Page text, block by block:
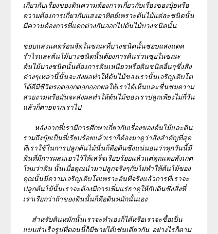
เกี่ยวกับเรื่องของดินความต้องการเกี่ยวกับเรื่องของปุ๋ยหรือ
ความต้องการเกี่ยวกับแสงอาทิตย์เพราะต้นไม้แต่ละชนิดนั้น
มีความต้องการที่แตกต่างกันออกไปต้นไม้บางชนิดนั้น
ชอบแสงแดดร้อนจัดในขณะที่บางชนิดนั้นชอบแสงแดด
รำไรและต้นไม้บางชนิดนั้นต้องการดินร่วนซุยในขณะ
ต้นไม้บางชนิดนั้นต้องการดินเหนียวหรือดินชนิดอื่นๆซึ่งสิ่ง
ต่างๆเหล่านี้นั้นจะส่งผลทำให้ต้นไม้ของเรานั้นเจริญเติบโต
ได้ดีมีชีวิตรอดออกดอกออกผลให้เราได้เห็นและชื่นชมความ
สวยงามหรือมันจะส่งผลทำให้ต้นไม้ของเราปลูกเพียงไม่กี่วัน
แล้วก็ตายจากเราไป
หลังจากที่เรามีการศึกษาเกี่ยวกับเรื่องของต้นไม้และดิน
รวมถึงปุ๋ยเป็นที่เรียบร้อยแล้วเราก็ต้องมาดูว่าสิ่งสำคัญที่สุด
ที่เราใช้ในการปลูกต้นไม้นั่นก็คือดินซึ่งแน่นอนว่าทุกวันนี้มี
ดินที่มีการผสมเอาไว้ให้เสร็จเรียบร้อยแล้วแต่คุณเคยสังเกต
ไหมว่าดิน นั้นเมื่อคุณนำมาปลูกจริงๆกับไม่ทำให้ต้นไม้ของ
คุณนั้นมีความเจริญเติบโตเพราะอันที่จริงแล้วการที่เราจะ
ปลูกต้นไม้นั้นเราจะต้องมีการเพิ่มแร่ธาตุให้กับดินซึ่งสิ่งที่
เราเรียกว่าถ้าของดินนั้นก็คือดินหมักนั้นเอง
สำหรับดินหมักนั้นเราจะทำเองก็ได้หรือเราจะซื้อเป็น
แบบสำเร็จรูปที่ตอนนี้ก็มีขายได้เช่นเดียวกัน อย่างไรก็ตาม